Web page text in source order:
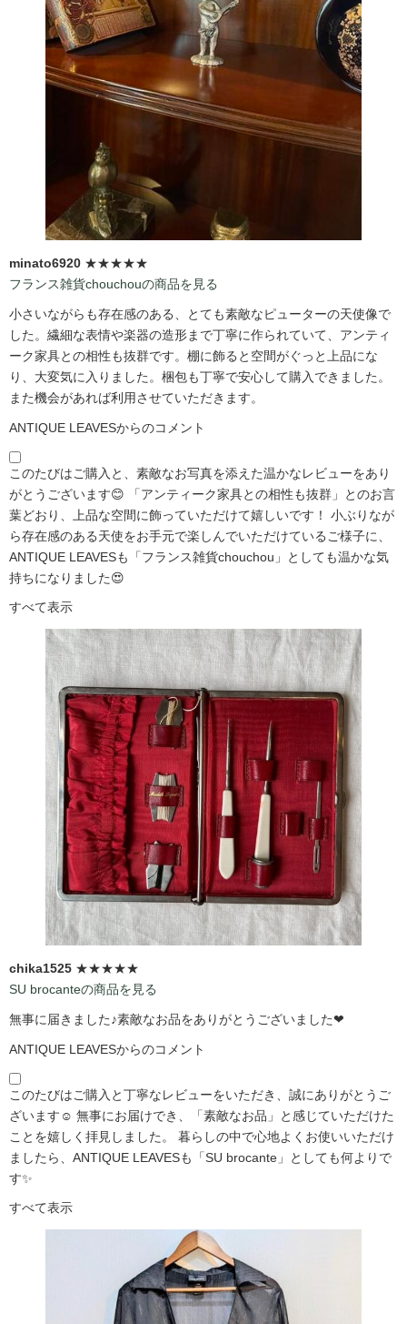
minato6920 ★★★★★
フランス雑貨chouchouの商品を見る
小さいながらも存在感のある、とても素敵なピューターの天使像で
した。繊細な表情や楽器の造形まで丁寧に作られていて、アンティ
ーク家具との相性も抜群です。棚に飾ると空間がぐっと上品にな
り、大変気に入りました。梱包も丁寧で安心して購入できました。
また機会があれば利用させていただきます。
ANTIQUE LEAVESからのコメント
このたびはご購入と、素敵なお写真を添えた温かなレビューをあり
がとうございます😊 「アンティーク家具との相性も抜群」とのお言
葉どおり、上品な空間に飾っていただけて嬉しいです！ 小ぶりなが
ら存在感のある天使をお手元で楽しんでいただけているご様子に、
ANTIQUE LEAVESも「フランス雑貨chouchou」としても温かな気
持ちになりました😍
すべて表示
chika1525 ★★★★★
SU brocanteの商品を見る
無事に届きました♪素敵なお品をありがとうございました❤
ANTIQUE LEAVESからのコメント
このたびはご購入と丁寧なレビューをいただき、誠にありがとうご
ざいます☺️ 無事にお届けでき、「素敵なお品」と感じていただけた
ことを嬉しく拝見しました。 暮らしの中で心地よくお使いいただけ
ましたら、ANTIQUE LEAVESも「SU brocante」としても何よりで
す✨
すべて表示